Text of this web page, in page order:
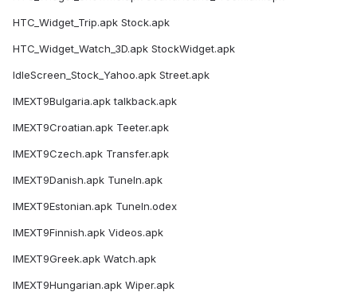
HTC_Widget_Trip.apk Stock.apk
HTC_Widget_Watch_3D.apk StockWidget.apk
IdleScreen_Stock_Yahoo.apk Street.apk
IMEXT9Bulgaria.apk talkback.apk
IMEXT9Croatian.apk Teeter.apk
IMEXT9Czech.apk Transfer.apk
IMEXT9Danish.apk TuneIn.apk
IMEXT9Estonian.apk TuneIn.odex
IMEXT9Finnish.apk Videos.apk
IMEXT9Greek.apk Watch.apk
IMEXT9Hungarian.apk Wiper.apk